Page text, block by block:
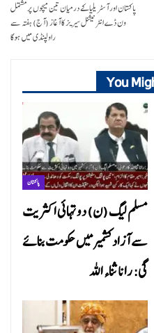
پاکستان اور آسٹریلیا کے درمیان تین میچوں پر مشتمل
ون ڈے انٹرنیشنل سیریز کا آغاز (آج) ہفتہ سے
راولپنڈی میں ہوگا
You
پاکستان
مسلم لیگ (ن) دو تہائی اکثریت
سے آزاد کشمیر میں حکومت بنائے
گی: رانا ثناء اللہ